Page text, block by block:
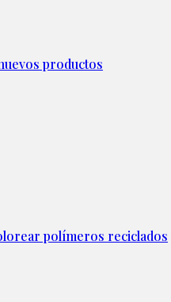
productos
polímeros reciclados